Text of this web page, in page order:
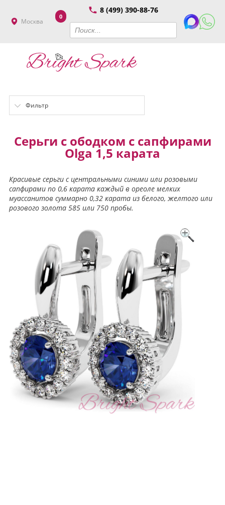
Москва
8 (499) 390-88-76
0
Фильтр
Серьги с ободком с сапфирами
Olga 1,5 карата
Красивые серьги с центральными синими или розовыми
сапфирами по 0,6 карата каждый в ореоле мелких
муассанитов суммарно 0,32 карата из белого, желтого или
розового золота 585 или 750 пробы.